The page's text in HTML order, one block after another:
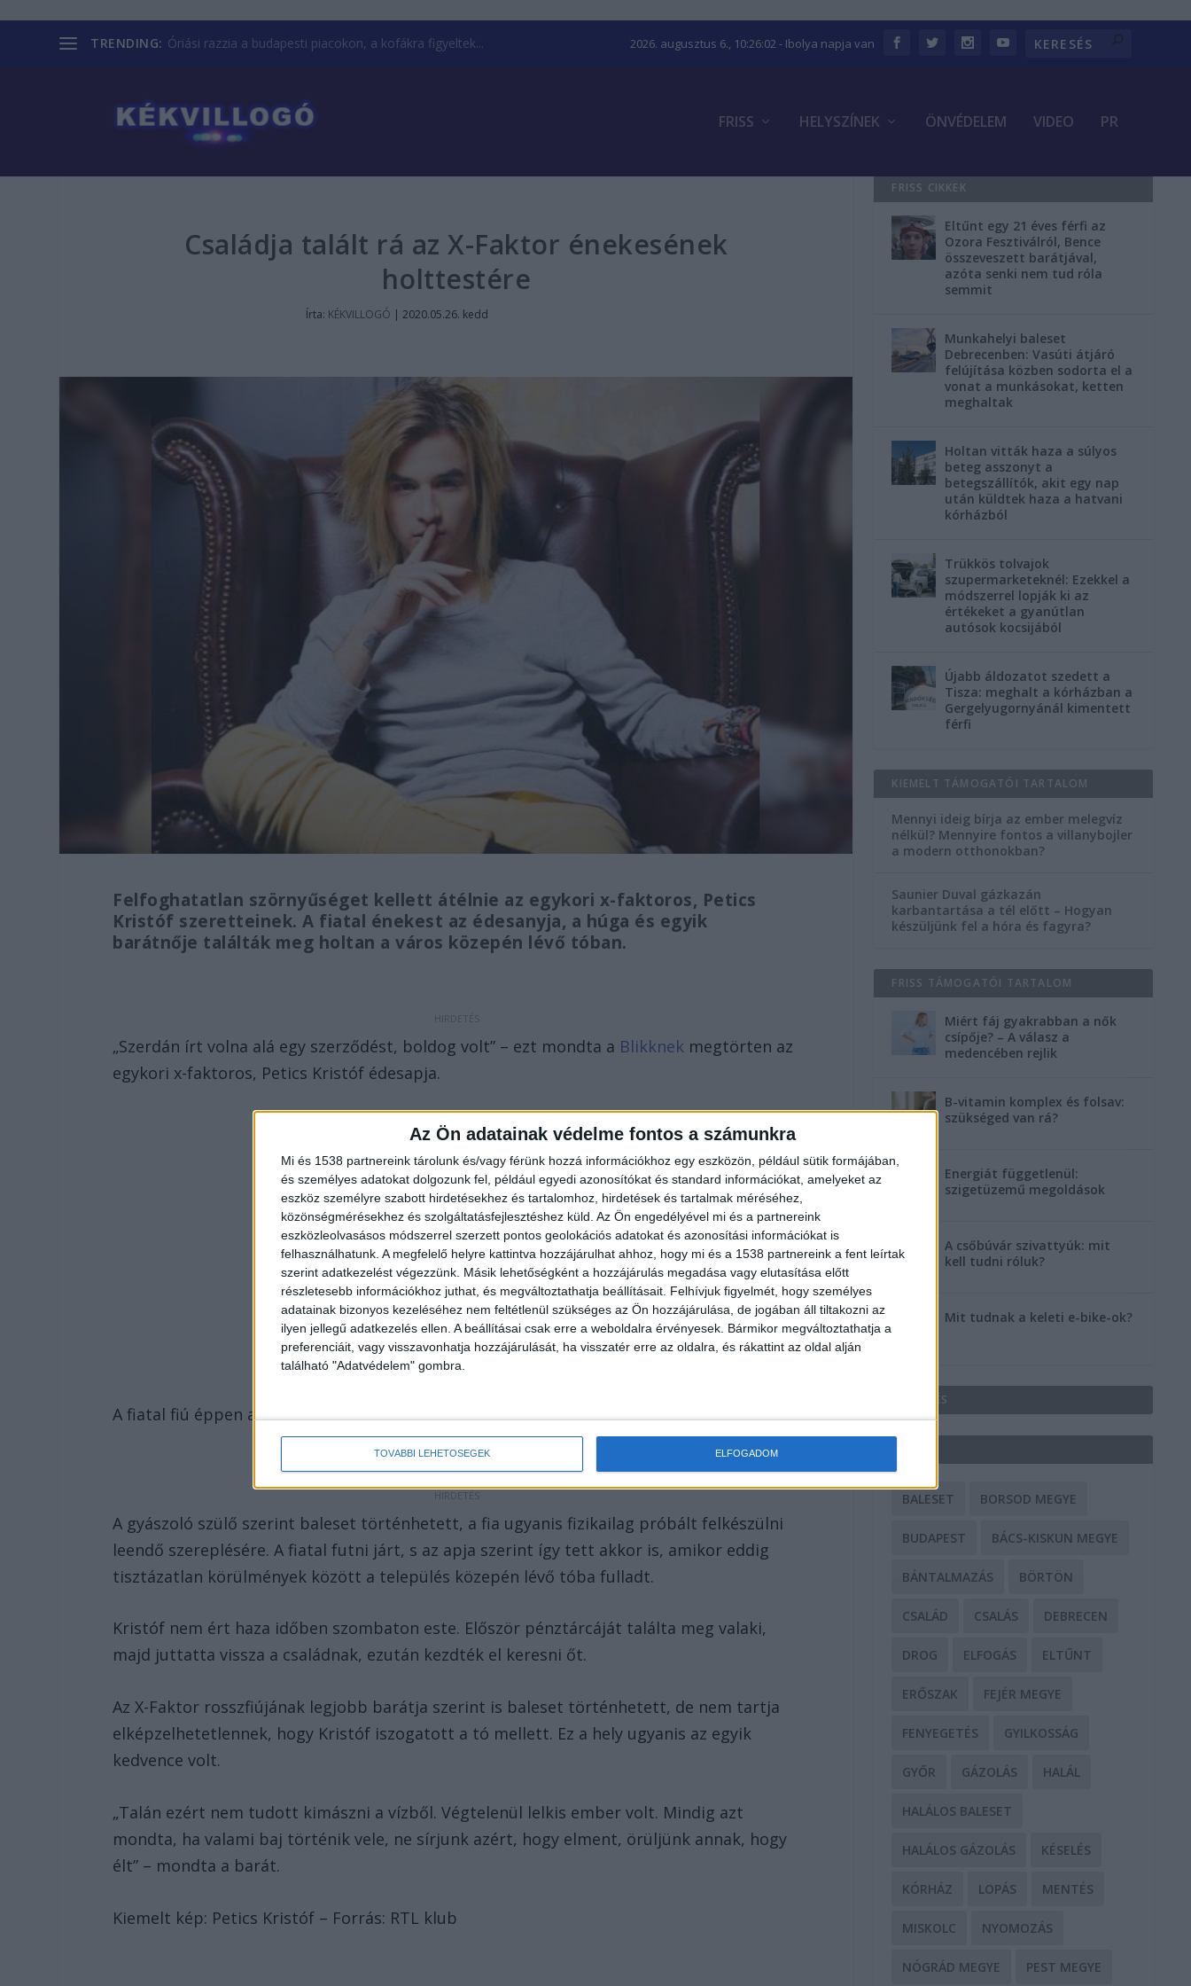
Az Ön adatainak védelme fontos a számunkra
Mi és 1538 partnereink tárolunk és/vagy férünk hozzá információkhoz egy eszközön, például sütik formájában,
és személyes adatokat dolgozunk fel, például egyedi azonosítókat és standard információkat, amelyeket az
eszköz személyre szabott hirdetésekhez és tartalomhoz, hirdetések és tartalmak méréséhez,
közönségmérésekhez és szolgáltatásfejlesztéshez küld. Az Ön engedélyével mi és a partnereink
eszközleolvasásos módszerrel szerzett pontos geolokációs adatokat és azonosítási információkat is
felhasználhatunk. A megfelelő helyre kattintva hozzájárulhat ahhoz, hogy mi és a 1538 partnereink a fent leírtak
szerint adatkezelést végezzünk. Másik lehetőségként a hozzájárulás megadása vagy elutasítása előtt
részletesebb információkhoz juthat, és megváltoztathatja beállításait. Felhívjuk figyelmét, hogy személyes
adatainak bizonyos kezeléséhez nem feltétlenül szükséges az Ön hozzájárulása, de jogában áll tiltakozni az
ilyen jellegű adatkezelés ellen. A beállításai csak erre a weboldalra érvényesek. Bármikor megváltoztathatja a
preferenciáit, vagy visszavonhatja hozzájárulását, ha visszatér erre az oldalra, és rákattint az oldal alján
található "Adatvédelem" gombra.
TOVÁBBI LEHETŐSÉGEK ELFOGADOM
TRENDING: Óriási razzia a budapesti piacokon, a kofákra figyeltek... 2026. augusztus 6., 10:26:03 - Ibolya napja van
FRISS HELYSZÍNEK ÖNVÉDELEM VIDEO PR
Családja talált rá az X-Faktor énekesének
holttestére
Írta: KÉKVILLOGÓ |2020.05.26. kedd
Felfoghatatlan szörnyűséget kellett átélnie az egykori x-faktoros, Petics
Kristóf szeretteinek. A fiatal énekest az édesanyja, a húga és egyik
barátnője találták meg holtan a város közepén lévő tóban.
„Szerdán írt volna alá egy szerződést, boldog volt” – ezt mondta a Blikknek megtörten az
egykori x-faktoros, Petics Kristóf édesapja.
A fiatal fiú éppen a TV2-höz akart szerződni, amikor bekövetkezett a tragédia.
A gyászoló szülő szerint baleset történhetett, a fia ugyanis fizikailag próbált felkészülni
leendő szereplésére. A fiatal futni járt, s az apja szerint így tett akkor is, amikor eddig
tisztázatlan körülmények között a település közepén lévő tóba fulladt.
Kristóf nem ért haza időben szombaton este. Először pénztárcáját találta meg valaki,
majd juttatta vissza a családnak, ezután kezdték el keresni őt.
Az X-Faktor rosszfiújának legjobb barátja szerint is baleset történhetett, de nem tartja
elképzelhetetlennek, hogy Kristóf iszogatott a tó mellett. Ez a hely ugyanis az egyik
kedvence volt.
„Talán ezért nem tudott kimászni a vízből. Végtelenül lelkis ember volt. Mindig azt
mondta, ha valami baj történik vele, ne sírjunk azért, hogy elment, örüljünk annak, hogy
élt” – mondta a barát.
Kiemelt kép: Petics Kristóf – Forrás: RTL klub
FRISS CIKKEK
Eltűnt egy 21 éves férfi az
Ozora Fesztiválról, Bence
összeveszett barátjával,
azóta senki nem tud róla
semmit
Munkahelyi baleset
Debrecenben: Vasúti átjáró
felújítása közben sodorta el a
vonat a munkásokat, ketten
meghaltak
Holtan vitták haza a súlyos
beteg asszonyt a
betegszállítók, akit egy nap
után küldtek haza a hatvani
kórházból
Trükkös tolvajok
szupermarketeknél: Ezekkel a
módszerrel lopják ki az
értékeket a gyanútlan
autósok kocsijából
Újabb áldozatot szedett a
Tisza: meghalt a kórházban a
Gergelyugornyánál kimentett
férfi
KIEMELT TÁMOGATÓI TARTALOM
Mennyi ideig bírja az ember melegvíz
nélkül? Mennyire fontos a villanybojler
a modern otthonokban?
Saunier Duval gázkazán
karbantartása a tél előtt – Hogyan
készüljünk fel a hóra és fagyra?
FRISS TÁMOGATÓI TARTALOM
Miért fáj gyakrabban a nők
csípője? – A válasz a
medencében rejlik
B-vitamin komplex és folsav:
szükséged van rá?
Energiát függetlenül:
szigetüzemű megoldások
A csőbúvár szivattyúk: mit
kell tudni róluk?
Mit tudnak a keleti e-bike-ok?
HIRDETÉS
BALESET BORSOD MEGYE
BUDAPEST BÁCS-KISKUN MEGYE
BÁNTALMAZÁS BÖRTÖN
CSALÁD CSALÁS DEBRECEN
DROG ELFOGÁS ELTŰNT
ERŐSZAK FEJÉR MEGYE
FENYEGETÉS GYILKOSSÁG
GYŐR GÁZOLÁS HALÁL
HALÁLOS BALESET
HALÁLOS GÁZOLÁS KÉSELÉS
KÓRHÁZ LOPÁS MENTÉS
MISKOLC NYOMOZÁS
NÓGRÁD MEGYE PEST MEGYE